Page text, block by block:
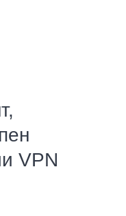
VPN